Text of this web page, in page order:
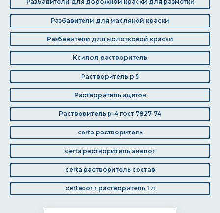
Разбавители для дорожной краски для разметки
Разбавители для масляной краски
Разбавители для молотковой краски
Ксилол растворитель
Растворитель р 5
Растворитель ацетон
Растворитель р-4 гост 7827-74
certa растворитель
certa растворитель аналог
certa растворитель состав
certacor r растворитель 1 л